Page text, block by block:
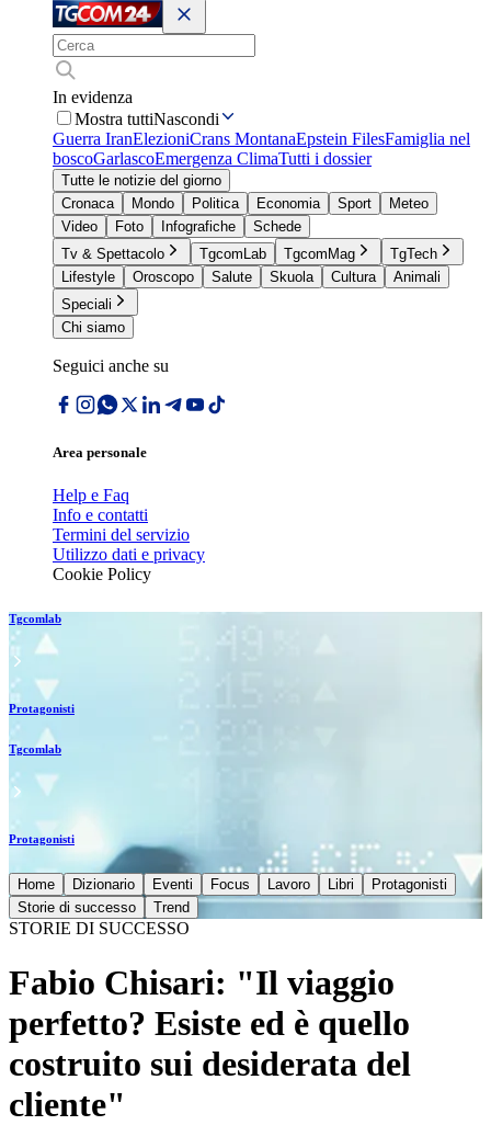
In evidenza
Mostra tuttiNascondi
Guerra IranElezioniCrans MontanaEpstein FilesFamiglia nel
boscoGarlascoEmergenza ClimaTutti i dossier
Tutte le notizie del giorno
Cronaca
Mondo Politica Economia Sport
Meteo
Video
Foto Infografiche
Schede
Tv & Spettacolo
TgcomLab TgcomMag
TgTech
Lifestyle
Oroscopo Salute Skuola Cultura
Animali
Speciali
Chi siamo
Seguici anche su
Area personale
Help e Faq
Info e contatti
Termini del servizio
Utilizzo dati e privacy
Cookie Policy
Tgcomlab
Protagonisti
Tgcomlab
Protagonisti
Home Dizionario Eventi Focus Lavoro Libri
Protagonisti
Storie di successo
Trend
STORIE DI SUCCESSO
Fabio Chisari: "Il viaggio
perfetto? Esiste ed è quello
costruito sui desiderata del
cliente"